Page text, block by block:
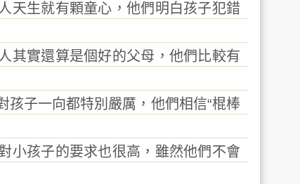
就有顆童心，他們明白孩子犯錯
還算是個好的父母，他們比較有
一向都特別嚴厲，他們相信“棍棒
子的要求也很高，雖然他們不會